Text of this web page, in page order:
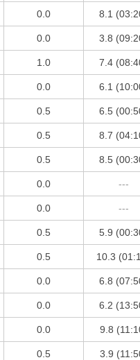
0.0 8.1
0.0 3.8
1.0 7.4
0.0 6.1
0.5 6.5
0.5 8.7
0.5 8.5
0.0 ---
0.0 ---
0.5 5.9
0.5 10.3
0.0 6.8
0.0 6.2
0.0 9.8
0.5 3.9